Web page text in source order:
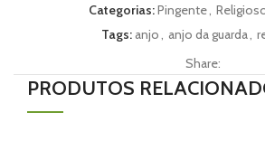
Categorias:Pingente
Tags: anjo anjo da guarda
Share:
PRODUTOS